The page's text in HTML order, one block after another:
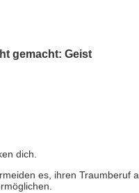
gemacht: Geist
dich.
es, ihren